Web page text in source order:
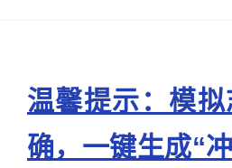
温馨提示：模
确，一键生成“